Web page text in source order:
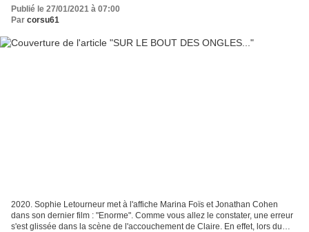
Publié le 27/01/2021 à 07:00
Par corsu61
2020. Sophie Letourneur met à l'affiche Marina Foïs et Jonathan Cohen
dans son dernier film : "Enorme". Comme vous allez le constater, une erreur
s'est glissée dans la scène de l'accouchement de Claire. En effet, lors du